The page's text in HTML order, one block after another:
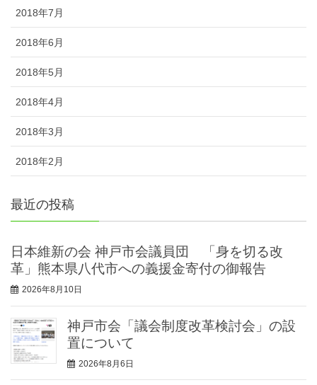
2018年7月
2018年6月
2018年5月
2018年4月
2018年3月
2018年2月
最近の投稿
日本維新の会 神戸市会議員団 「身を切る改
革」熊本県八代市への義援金寄付の御報告
2026年8月10日
神戸市会「議会制度改革検討会」の設
置について
2026年8月6日